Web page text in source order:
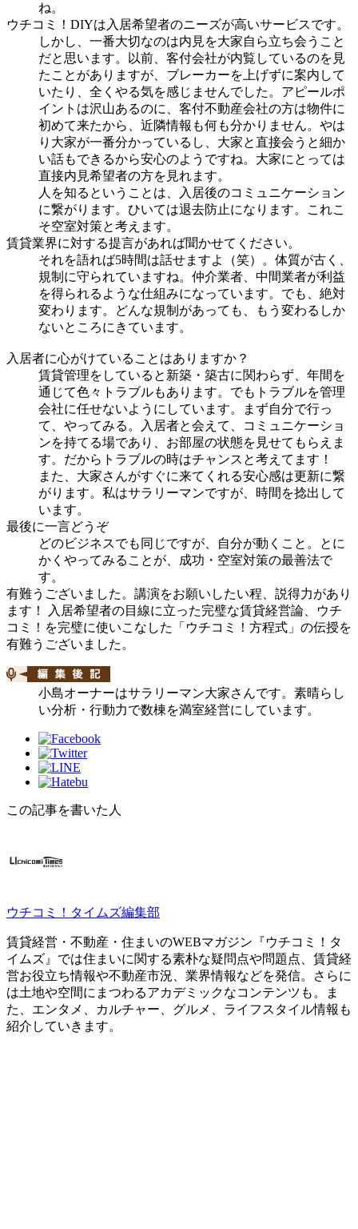
ね。
ウチコミ！DIYは入居希望者のニーズが高いサービスです。
しかし、一番大切なのは内見を大家自ら立ち会うこと
だと思います。以前、客付会社が内覧しているのを見
たことがありますが、ブレーカーを上げずに案内して
いたり、全くやる気を感じませんでした。アピールポ
イントは沢山あるのに、客付不動産会社の方は物件に
初めて来たから、近隣情報も何も分かりません。やは
り大家が一番分かっているし、大家と直接会うと細か
い話もできるから安心のようですね。大家にとっては
直接内見希望者の方を見れます。
人を知るということは、入居後のコミュニケーション
に繋がります。ひいては退去防止になります。これこ
そ空室対策と考えます。
賃貸業界に対する提言があれば聞かせてください。
それを語れば5時間は話せますよ（笑）。体質が古く、
規制に守られていますね。仲介業者、中間業者が利益
を得られるような仕組みになっています。でも、絶対
変わります。どんな規制があっても、もう変わるしか
ないところにきています。
入居者に心がけていることはありますか？
賃貸管理をしていると新築・築古に関わらず、年間を
通じて色々トラブルもあります。でもトラブルを管理
会社に任せないようにしています。まず自分で行っ
て、やってみる。入居者と会えて、コミュニケーショ
ンを持てる場であり、お部屋の状態を見せてもらえま
す。だからトラブルの時はチャンスと考えてます！
また、大家さんがすぐに来てくれる安心感は更新に繋
がります。私はサラリーマンですが、時間を捻出して
います。
最後に一言どうぞ
どのビジネスでも同じですが、自分が動くこと。とに
かくやってみることが、成功・空室対策の最善法で
す。
有難うございました。講演をお願いしたい程、説得力があり
ます！ 入居希望者の目線に立った完璧な賃貸経営論、ウチ
コミ！を完璧に使いこなした「ウチコミ！方程式」の伝授を
有難うございました。
小島オーナーはサラリーマン大家さんです。素晴らし
い分析・行動力で数棟を満室経営にしています。
この記事を書いた人
ウチコミ！タイムズ編集部
賃貸経営・不動産・住まいのWEBマガジン『ウチコミ！タ
イムズ』では住まいに関する素朴な疑問点や問題点、賃貸経
営お役立ち情報や不動産市況、業界情報などを発信。さらに
は土地や空間にまつわるアカデミックなコンテンツも。ま
た、エンタメ、カルチャー、グルメ、ライフスタイル情報も
紹介していきます。